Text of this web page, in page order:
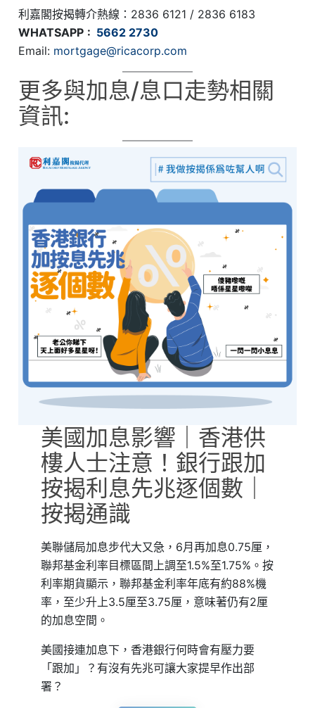
利嘉閣按揭轉介熱線：2836 6121 / 2836 6183
WHATSAPP : 5662 2730
Email: mortgage@ricacorp.com
更多與加息/息口走勢相關
資訊:
美國加息影響｜香港供
樓人士注意！銀行跟加
按揭利息先兆逐個數｜
按揭通識
美聯儲局加息步代大又急，6月再加息0.75厘，
聯邦基金利率目標區間上調至1.5%至1.75%。按
利率期貨顯示，聯邦基金利率年底有約88%機
率，至少升上3.5厘至3.75厘，意味著仍有2厘
的加息空間。
美國接連加息下，香港銀行何時會有壓力要
「跟加」？有沒有先兆可讓大家提早作出部
署？